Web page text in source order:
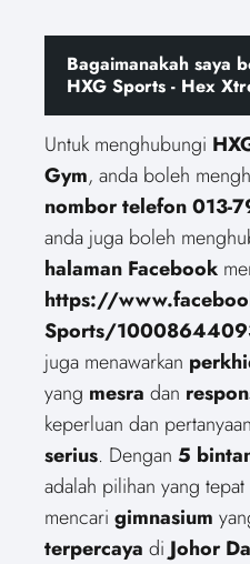
Bagaimanakah saya
HXG Sports - Hex
Untuk menghubungi
Gym, anda boleh
nombor telefon013-
anda juga boleh
halaman Facebook
https://
Sports/
juga menawarkan
yang mesra dan
keperluan dan
serius. Dengan 5
adalah pilihan yang
mencari gimnasium
terpercaya di Johor